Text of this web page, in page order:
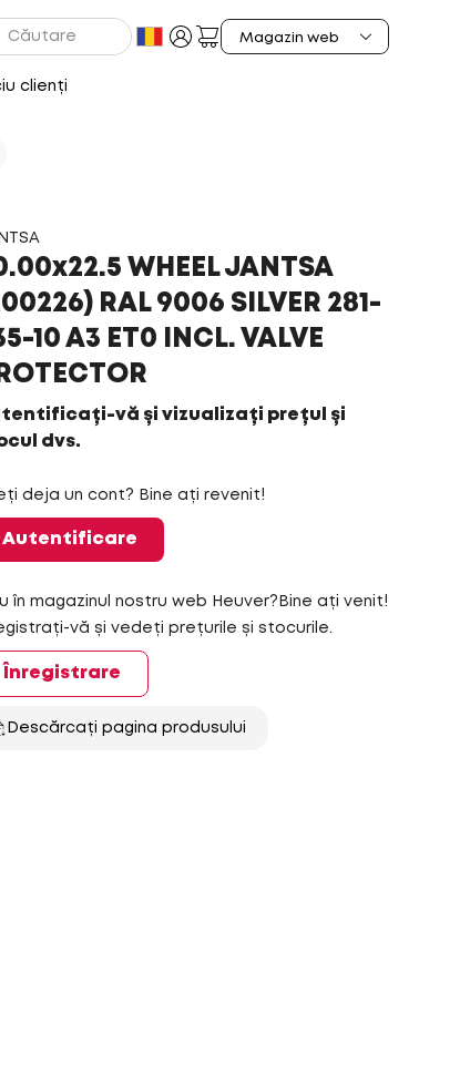
clienți
WHEEL JANTSA
RAL 9006 SILVER 281-
10 A3 ET0 INCL. VALVE
vă și vizualizați prețul și
dvs.
deja un cont? Bine ați revenit!
Autentificare
în magazinul nostru web Heuver?Bine ați venit!
vă și vedeți prețurile și stocurile.
Înregistrare
Descărcați pagina produsului